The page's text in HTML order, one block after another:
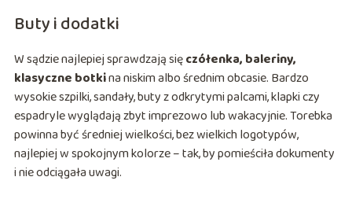
Buty i dodatki
W sądzie najlepiej sprawdzają sięczółenka, baleriny,
klasyczne botkina niskim albo średnim obcasie. Bardzo
wysokie szpilki, sandały, buty z odkrytymi palcami, klapki czy
espadryle wyglądają zbyt imprezowo lub wakacyjnie. Torebka
powinna być średniej wielkości, bez wielkich logotypów,
najlepiej w spokojnym kolorze – tak, by pomieściła dokumenty
i nie odciągała uwagi.